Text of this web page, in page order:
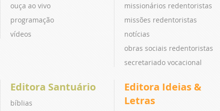
ouça ao vivo
programação
vídeos
missionários redentoristas
missões redentoristas
notícias
obras sociais redentoristas
secretariado vocacional
Editora Santuário
bíblias
Editora Ideias &
Letras